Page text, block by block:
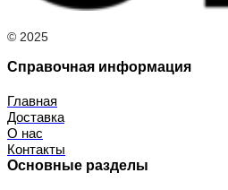
© 2025
Справочная информация
Главная
Доставка
О нас
Контакты
Основные разделы